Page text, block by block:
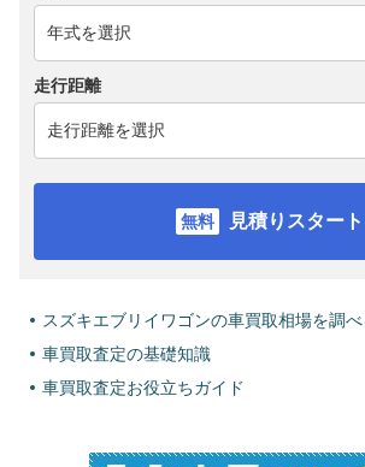
走行距離
見積りスタート
スズキエブリイワゴンの車買取相場を調べ
車買取査定の基礎知識
車買取査定お役立ちガイド